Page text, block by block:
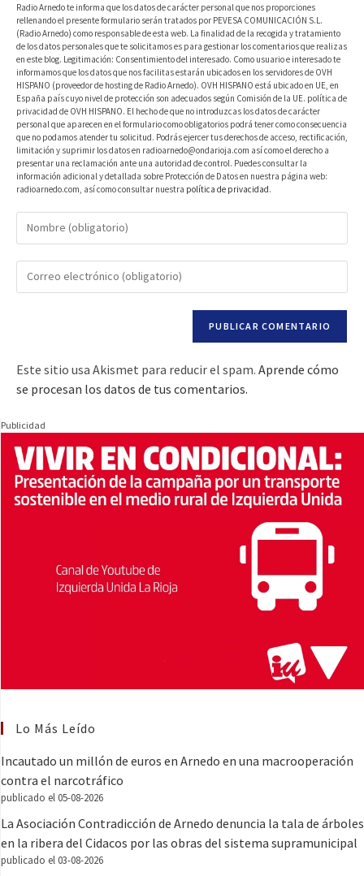
Radio Arnedo te informa que los datos de carácter personal que nos proporciones
rellenando el presente formulario serán tratados por PEVESA COMUNICACIÓN S.L.
(Radio Arnedo) como responsable de esta web. La finalidad de la recogida y tratamiento
de los datos personales que te solicitamos es para gestionar los comentarios que realizas
en este blog. Legitimación: Consentimiento del interesado. Como usuario e interesado te
informamos que los datos que nos facilitas estarán ubicados en los servidores de OVH
HISPANO (proveedor de hosting de Radio Arnedo). OVH HISPANO está ubicado en UE, en
España país cuyo nivel de protección son adecuados según Comisión de la UE. política de
privacidad de OVH HISPANO. El hecho de que no introduzcas los datos de carácter
personal que aparecen en el formulario como obligatorios podrá tener como consecuencia
que no podamos atender tu solicitud. Podrás ejercer tus derechos de acceso, rectificación,
limitación y suprimir los datos en radioarnedo@ondarioja.com así como el derecho a
presentar una reclamación ante una autoridad de control. Puedes consultar la
información adicional y detallada sobre Protección de Datos en nuestra página web:
radioarnedo.com, así como consultar nuestra política de privacidad.
Este sitio usa Akismet para reducir el spam. Aprende cómo
se procesan los datos de tus comentarios.
Publicidad
Lo Más Leído
Incautado un millón de euros en Arnedo en una macrooperación
contra el narcotráfico
publicado el 05-08-2026
La Asociación Contradicción de Arnedo denuncia la tala de árboles
en la ribera del Cidacos por las obras del sistema supramunicipal
publicado el 03-08-2026